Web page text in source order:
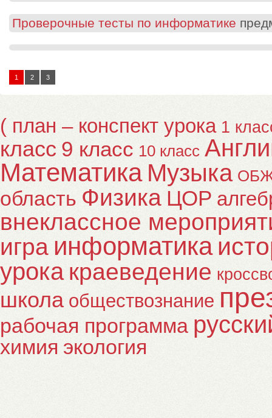
Проверочные тесты по информатике
1 2 3
( план – конспект урока 1
класс 9 класс 10 класс
Математика Музыка
область Физика ЦОР
внеклассное
игра информатика
урока краеведение
школа обществознание
рабочая программа
химия экология